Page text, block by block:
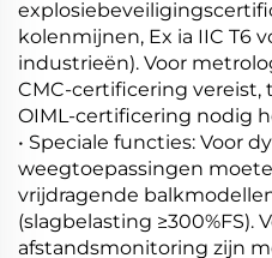
kolenmijnen, Ex ia IIC T6
industrieën). Voor
CMC-certificering
OIML-certificering nodig
• Speciale functies: Voor
weegtoepassingen
vrijdragende
(slagbelasting ≥300%FS).
afstandsmonitoring zijn